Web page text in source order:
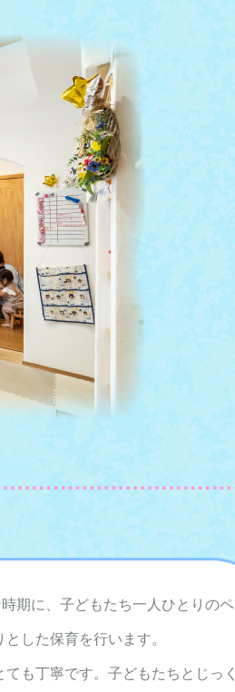
期に、子どもたち一人ひとりのペ
した保育を行います。
も丁寧です。子どもたちとじっく